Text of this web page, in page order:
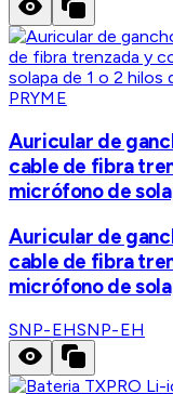
PRYME
Auricular de
cable de fibra
micrófono de
Auricular de
cable de fibra
micrófono de
SNP-EHSNP-EH